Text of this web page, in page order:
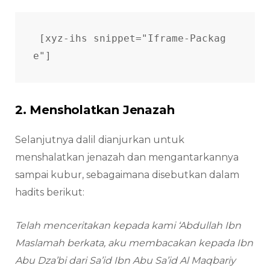
[xyz-ihs snippet="Iframe-Packag
e"]
2. Mensholatkan Jenazah
Selanjutnya dalil dianjurkan untuk
menshalatkan jenazah dan mengantarkannya
sampai kubur, sebagaimana disebutkan dalam
hadits berikut:
Telah menceritakan kepada kami ‘Abdullah Ibn
Maslamah berkata, aku membacakan kepada Ibn
Abu Dza’bi dari Sa’id Ibn Abu Sa’id Al Maqbariy